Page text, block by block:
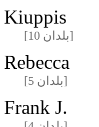
Kiuppis
[10 بلدان]
Rebecca
[5 بلدان]
Frank J.